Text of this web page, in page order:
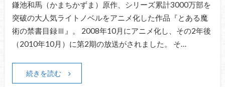
鎌池和馬（かまちかずま）原作、シリーズ累計3000万部を
突破の大人気ライトノベルをアニメ化した作品『とある魔
術の禁書目録Ⅲ』。 2008年10月にアニメ化し、その2年後
（2010年10月）に第2期の放送がされました。 そ…
続きを読む